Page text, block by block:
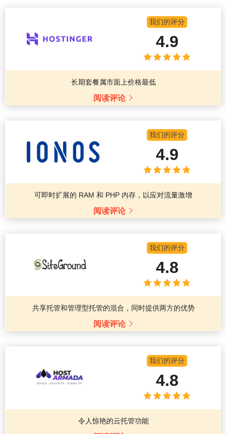
我们的评分
4.9
长期套餐属市面上价格最低
阅读评论
我们的评分
4.9
可即时扩展的 RAM 和 PHP 内存，以应对流量激增
阅读评论
我们的评分
4.8
共享托管和管理型托管的混合，同时提供两方的优势
阅读评论
我们的评分
4.8
令人惊艳的云托管功能